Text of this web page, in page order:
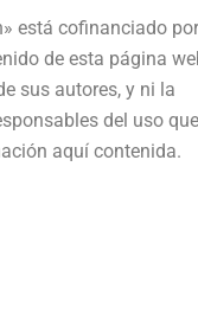
está cofinanciado
de esta página
sus autores, y ni la
del uso que
aquí contenida.